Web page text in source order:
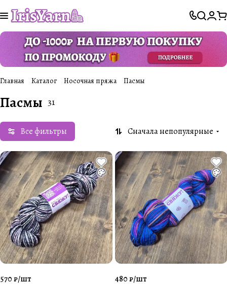
Главная Каталог Носочная пряжа Пасмы
Пасмы 31
Все фильтры Сначала непопулярные
570 ₽/шт
480 ₽/шт